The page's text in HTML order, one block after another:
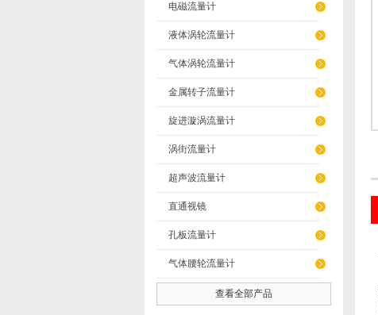
电磁流量计
液体涡轮流量计
气体涡轮流量计
金属转子流量计
旋进漩涡流量计
涡街流量计
超声波流量计
直通视镜
孔板流量计
气体腰轮流量计
查看全部产品